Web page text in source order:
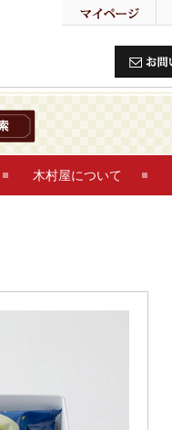
木村屋について